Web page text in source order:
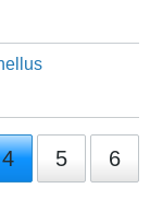
4 5 6